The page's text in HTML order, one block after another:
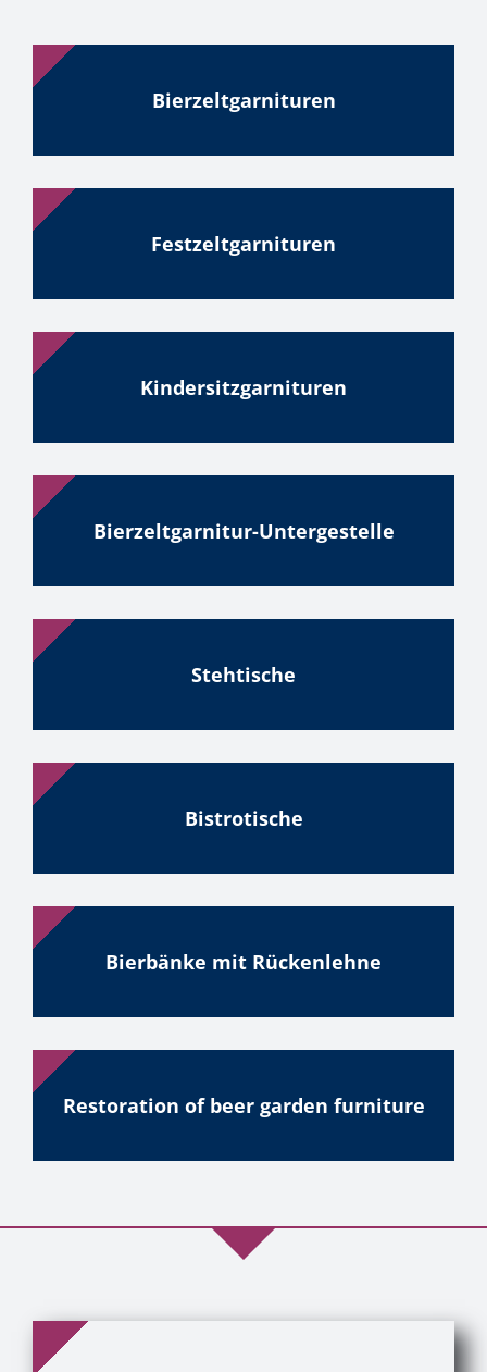
Bierzeltgarnituren
Festzeltgarnituren
Kindersitzgarnituren
Bierzeltgarnitur-Untergestelle
Stehtische
Bistrotische
Bierbänke mit Rückenlehne
Restoration of beer garden furniture